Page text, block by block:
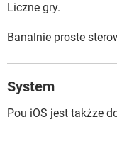
Liczne gry.
Banalnie proste
System
Pou iOS jest takżze